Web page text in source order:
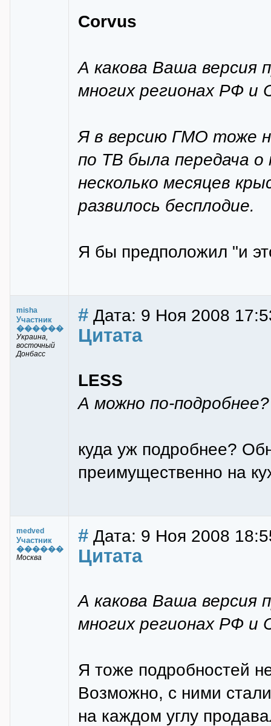
Corvus
А какова Ваша версия
многих регионах РФ и
Я в версию ГМО тоже
по ТВ была передача
несколько месяцев
развилось бесплодие.
Я бы предположил "и
misha
Участник
������
Украина,
восточный
Донбасс
# Дата: 9 Ноя 2008
Цитата
LESS
А можно по-подробнее?
куда уж подробнее?
преимущественно на
medved
Участник
������
Москва
# Дата: 9 Ноя 2008
Цитата
А какова Ваша версия
многих регионах РФ и
Я тоже подробностей
Возможно, с ними
на каждом углу